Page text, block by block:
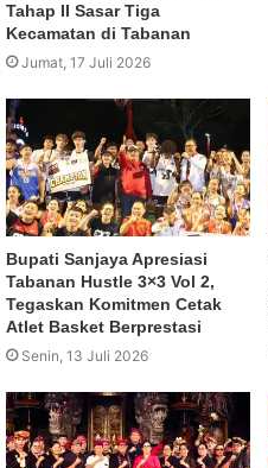
Tahap II Sasar Tiga
Kecamatan di Tabanan
Jumat, 17 Juli 2026
Bupati Sanjaya Apresiasi
Tabanan Hustle 3×3 Vol 2,
Tegaskan Komitmen Cetak
Atlet Basket Berprestasi
Senin, 13 Juli 2026